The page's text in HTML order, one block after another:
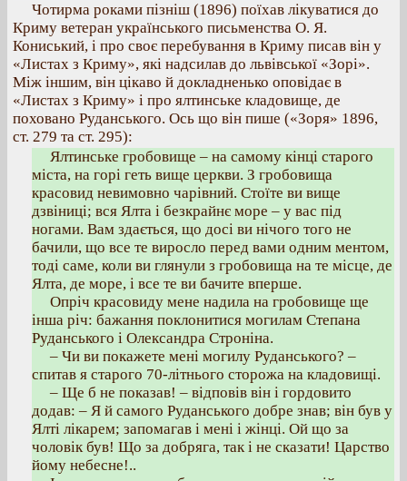
Чотирма роками пізніш (1896) поїхав лікуватися до
Криму ветеран українського письменства О. Я.
Кониський, і про своє перебування в Криму писав він у
«Листах з Криму», які надсилав до львівської «Зорі».
Між іншим, він цікаво й докладненько оповідає в
«Листах з Криму» і про ялтинське кладовище, де
поховано Руданського. Ось що він пише («Зоря» 1896,
ст. 279 та ст. 295):
Ялтинське гробовище – на самому кінці старого
міста, на горі геть вище церкви. З гробовища
красовид невимовно чарівний. Стоїте ви вище
дзвіниці; вся Ялта і безкрайнє море – у вас під
ногами. Вам здається, що досі ви нічого того не
бачили, що все те виросло перед вами одним ментом,
тоді саме, коли ви глянули з гробовища на те місце, де
Ялта, де море, і все те ви бачите вперше.
Опріч красовиду мене надила на гробовище ще
інша річ: бажання поклонитися могилам Степана
Руданського і Олександра Строніна.
– Чи ви покажете мені могилу Руданського? –
спитав я старого 70-літнього сторожа на кладовищі.
– Ще б не показав! – відповів він і гордовито
додав: – Я й самого Руданського добре знав; він був у
Ялті лікарем; запомагав і мені і жінці. Ой що за
чоловік був! Що за добряга, так і не сказати! Царство
йому небесне!..